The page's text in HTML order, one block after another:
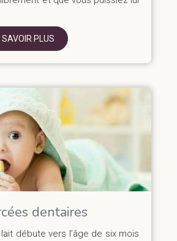
SAVOIR PLUS
dentaires
débute vers l’âge de six mois